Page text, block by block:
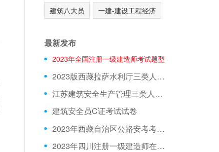
建筑八大员 一建-建设工程经济
最新发布
2023年全国注册一级建造师考试题型
2023版西藏拉萨水利厅三类人员A证在线测试真题库
江苏建筑安全生产管理三类人员在线模拟考前押题
建筑安全员C证考试试卷
2023年西藏自治区公路安考考试模拟题
2023年四川注册一级建造师在线测试模拟题库